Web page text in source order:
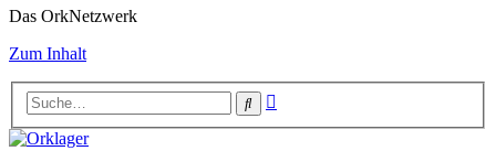
Das OrkNetzwerk
Zum Inhalt
Suche